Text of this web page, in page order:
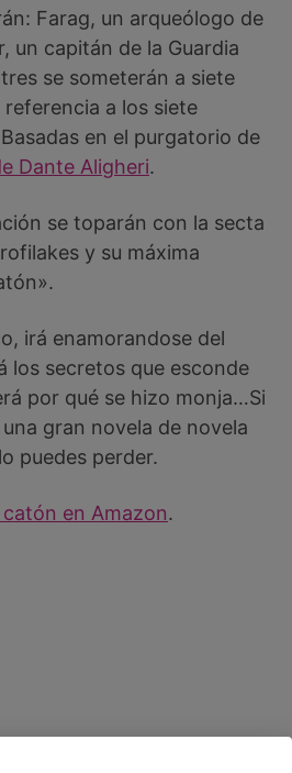
Farag, un arqueólogo de
un capitán de la Guardia
se someterán a siete
a los siete
en el purgatorio de
Dante Aligheri.
se toparán con la secta
y su máxima
irá enamorandose del
los secretos que esconde
por qué se hizo monja…Si
gran novela de novela
puedes perder.
en Amazon.